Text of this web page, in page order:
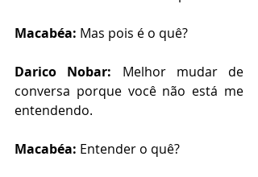
Macabéa: Mas pois é o quê?
Darico Nobar: Melhor mudar de
conversa porque você não está me
entendendo.
Macabéa: Entender o quê?